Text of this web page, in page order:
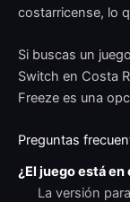
costarricense, lo
Si buscas un
Switch en Costa
Freeze es una
Preguntas
¿El juego está en
La versión